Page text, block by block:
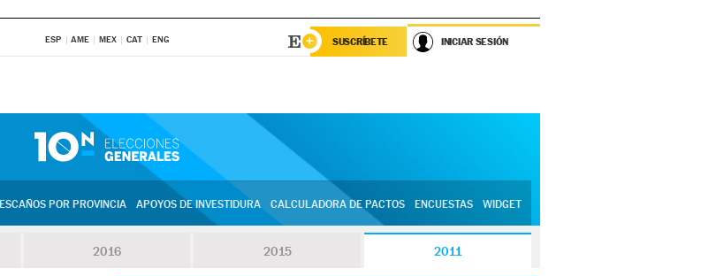
ESP AME MEX CAT ENG SUSCRÍBETE INICIAR SESIÓN
ESCAÑOS POR PROVINCIA APOYOS DE INVESTIDURA CALCULADORA DE PACTOS ENCUESTAS WIDGET
2016 2015 2011